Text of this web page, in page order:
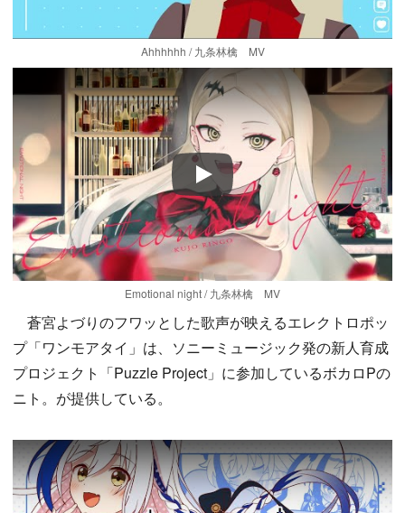
Ahhhhhh / 九条林檎 MV
Play
Emotional night / 九条林檎 MV
蒼宮よづりのフワッとした歌声が映えるエレクトロポッ
プ「ワンモアタイ」は、ソニーミュージック発の新人育成
プロジェクト「Puzzle Project」に参加しているボカロPの
ニト。が提供している。